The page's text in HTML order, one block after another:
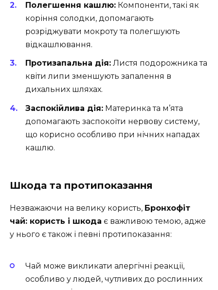
Полегшення кашлю: Компоненти, такі як
коріння солодки, допомагають
розріджувати мокроту та полегшують
відкашлювання.
Протизапальна дія: Листя подорожника та
квіти липи зменшують запалення в
дихальних шляхах.
Заспокійлива дія: Материнка та м’ята
допомагають заспокоїти нервову систему,
що корисно особливо при нічних нападах
кашлю.
Шкода та протипоказання
Незважаючи на велику користь, Бронхофіт
чай: користь і шкода є важливою темою, адже
у нього є також і певні протипоказання:
Чай може викликати алергічні реакції,
особливо у людей, чутливих до рослинних